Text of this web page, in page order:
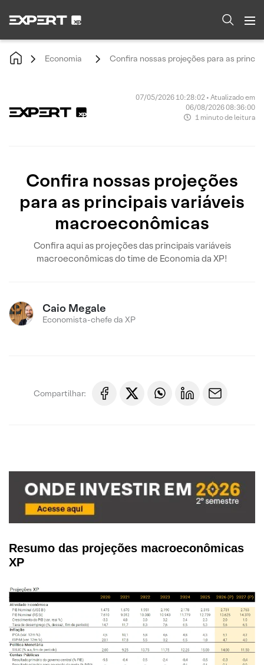
Economia Confira nossas projeções para as
07/05/2026 10:28:02 • Atualizado em
06/08/2026 08:36:00
1 minuto de leitura
Confira nossas projeções
para as principais variáveis
macroeconômicas
Confira aqui as projeções das principais variáveis
macroeconômicas do time de Economia da XP!
Caio Megale
Economista-chefe da XP
Compartilhar:
Resumo das projeções macroeconômicas
XP